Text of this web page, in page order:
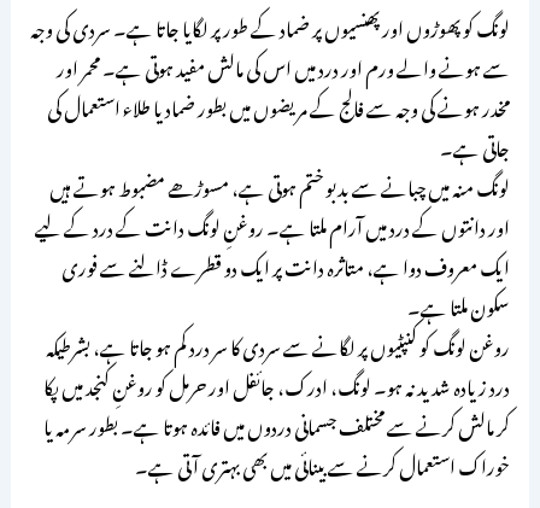
لونگ کو پھوڑوں اور پھنسیوں پر ضماد کے طور پر لگایا جاتا ہے۔ سردی کی وجہ
سے ہونے والے ورم اور درد میں اس کی مالش مفید ہوتی ہے۔ محمر اور
مخدر ہونے کی وجہ سے فالج کے مریضوں میں بطور ضماد یا طلاء استعمال کی
جاتی ہے۔
لونگ منہ میں چبانے سے بدبو ختم ہوتی ہے، مسوڑھے مضبوط ہوتے ہیں
اور دانتوں کے درد میں آرام ملتا ہے۔ روغنِ لونگ دانت کے درد کے لیے
ایک معروف دوا ہے، متاثرہ دانت پر ایک دو قطرے ڈالنے سے فوری
سکون ملتا ہے۔
روغن لونگ کو کنپٹیوں پر لگانے سے سردی کا سر درد کم ہو جاتا ہے، بشرطیکہ
درد زیادہ شدید نہ ہو۔ لونگ، ادرک، جائفل اور حرمل کو روغنِ کنجد میں پکا
کر مالش کرنے سے مختلف جسمانی دردوں میں فائدہ ہوتا ہے۔ بطور سرمہ یا
خوراک استعمال کرنے سے بینائی میں بھی بہتری آتی ہے۔